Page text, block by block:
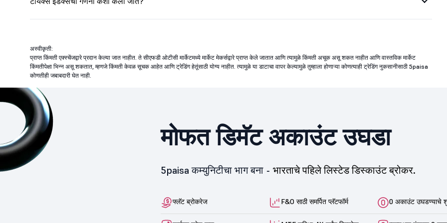
अस्वीकृती:
प्राप्त किंमती एक्स्चेंजद्वारे प्रदान केल्या जात नाहीत. ते सीएफडी ओटीसी मार्केटमध्ये मार्केट मेकर्सद्वारे प्राप्त केले जातात आणि त्यामुळे किंमती अचूक असू शकत नाहीत आणि वास्तविक मार्केट
किंमतीपेक्षा भिन्न असू शकतात, म्हणजे किंमती केवळ सूचक आहेत आणि ट्रेडिंग हेतूंसाठी योग्य नाहीत. त्यामुळे या डाटाचा वापर केल्यामुळे तुम्हाला होणाऱ्या कोणत्याही ट्रेडिंग नुकसानीसाठी 5paisa
कोणतीही जबाबदारी घेत नाही.
मोफत डिमॅट अकाउंट उघडा
5paisa कम्युनिटीचा भाग बना - भारताचे पहिले लिस्टेड डिस्काउंट ब्रोकर.
फ्लॅट ब्रोकरेज F&O साठी समर्पित प्लॅटफॉर्म 0 अकाउंट उघडण्याचे